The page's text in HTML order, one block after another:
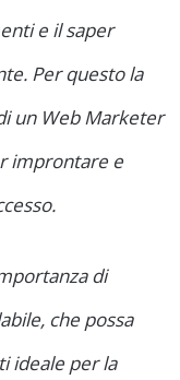
e il saper
Per questo la
un Web Marketer
improntare e
di
che possa
ideale per la